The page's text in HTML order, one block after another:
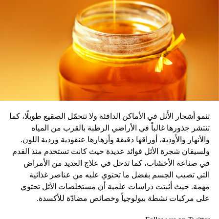
المصدر: سكاي نيوز
تنمو أشجار الأَثل في الأماكن الدافئة ولا تتحمّل الصقيع طويلًا، كما
تنتشر جذورها غالباً في الأراضي الرطبة بالقرب من المياه
والأنهار والأَودية، أوراقها دقيقة وأزهارها عنقودية وردية اللون.
ولسيقان شجرة الأثل فوائد عديدة حيث كانت تستخدم منذ القدم
في صناعة الأخشاب، كما تدخل في علاج العديد من الأمراض
التي تصيب الجسم بفضل ما تحتوي عليه من عناصر غذائية
مهمة. حيث أثبتت دراسات علمية أن مستخلصات الأثل تحتوي
على مركبات نشطة بيولوجياً وخصائص مضادّة للأكسدة.